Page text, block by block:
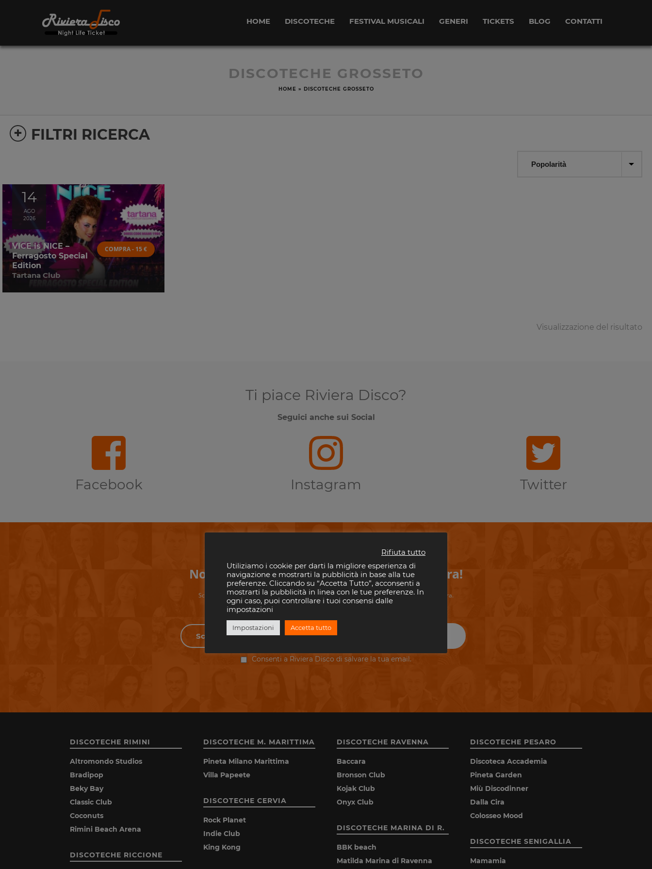
HOME DISCOTECHE FESTIVAL MUSICALI GENERI TICKETS BLOG CONTATTI
DISCOTECHE GROSSETO
HOME » DISCOTECHE GROSSETO
FILTRI RICERCA
+
14
AGO
2026
VICE is NICE –
Ferragosto Special
Edition
Tartana Club
COMPRA - 15 €
Visualizzazione del risultato
Ti piace Riviera Disco?
Seguici anche sui Social
Facebook Instagram Twitter
Non perderti i tuoi eventi preferiti in Riviera!
Scrivi il tuo indirizzo email per rimanere aggiornato con gli eventi nelle discoteche della riviera.
È gratis!. E puoi disiscriverti quando vuoi.
Consenti a Riviera Disco di salvare la tua email.
DISCOTECHE RIMINI
Altromondo Studios
Bradipop
Beky Bay
Classic Club
Coconuts
Rimini Beach Arena
DISCOTECHE RICCIONE
DISCOTECHE M. MARITTIMA
Pineta Milano Marittima
Villa Papeete
DISCOTECHE CERVIA
Rock Planet
Indie Club
King Kong
DISCOTECHE RAVENNA
Baccara
Bronson Club
Kojak Club
Onyx Club
DISCOTECHE MARINA DI R.
BBK beach
Matilda Marina di Ravenna
DISCOTECHE PESARO
Discoteca Accademia
Pineta Garden
Miù Discodinner
Dalla Cira
Colosseo Mood
DISCOTECHE SENIGALLIA
Mamamia
Rifiuta tutto
Utiliziamo i cookie per darti la migliore esperienza di
navigazione e mostrarti la pubblicità in base alla tue
preferenze. Cliccando su “Accetta Tutto”, acconsenti a
mostrarti la pubblicità in linea con le tue preferenze. In
ogni caso, puoi controllare i tuoi consensi dalle
impostazioni
Impostazioni Accetta tutto